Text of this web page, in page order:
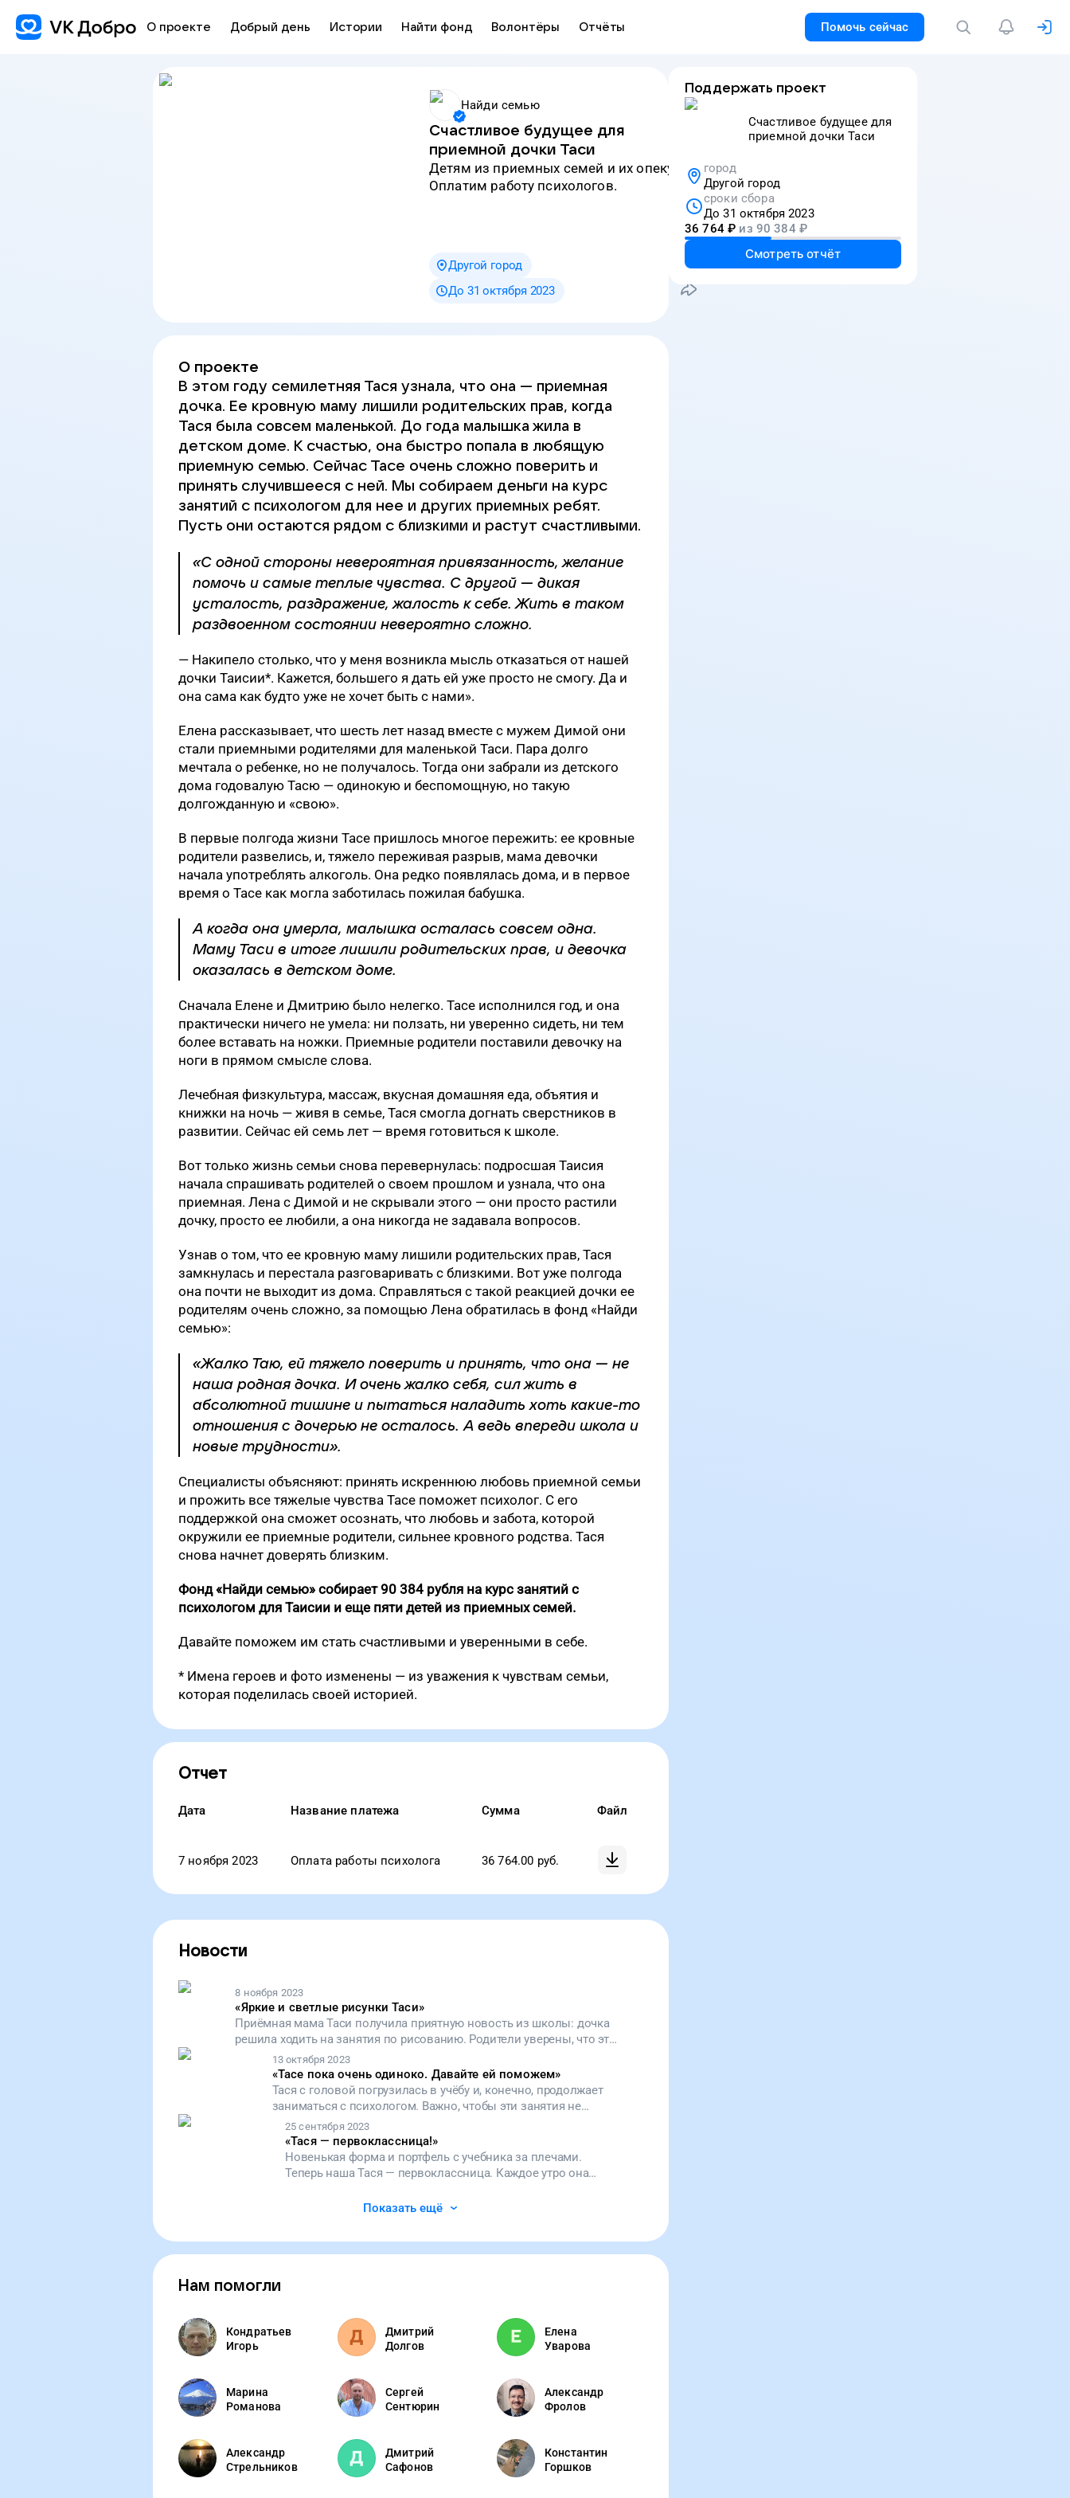
О проекте Добрый день Истории Найти фонд Волонтёры Отчёты Помочь сейчас
Найди семью
Счастливое будущее для
приемной дочки Таси
детям из приемных семей и их опекунам.
оплатим работу психологов.
Другой город
До 31 октября 2023
О проекте
В этом году семилетняя Тася узнала, что она — приемная
дочка. Ее кровную маму лишили родительских прав, когда
Тася была совсем маленькой. До года малышка жила в
детском доме. К счастью, она быстро попала в любящую
приемную семью. Сейчас Тасе очень сложно поверить и
принять случившееся с ней. Мы собираем деньги на курс
занятий с психологом для нее и других приемных ребят.
Пусть они остаются рядом с близкими и растут счастливыми.
«С одной стороны невероятная привязанность, желание
помочь и самые теплые чувства. С другой — дикая
усталость, раздражение, жалость к себе. Жить в таком
раздвоенном состоянии невероятно сложно.
— Накипело столько, что у меня возникла мысль отказаться от нашей
дочки Таисии*. Кажется, большего я дать ей уже просто не смогу. Да и
она сама как будто уже не хочет быть с нами».
Елена рассказывает, что шесть лет назад вместе с мужем Димой они
стали приемными родителями для маленькой Таси. Пара долго
мечтала о ребенке, но не получалось. Тогда они забрали из детского
дома годовалую Тасю — одинокую и беспомощную, но такую
долгожданную и «свою».
В первые полгода жизни Тасе пришлось многое пережить: ее кровные
родители развелись, и, тяжело переживая разрыв, мама девочки
начала употреблять алкоголь. Она редко появлялась дома, и в первое
время о Тасе как могла заботилась пожилая бабушка.
А когда она умерла, малышка осталась совсем одна.
Маму Таси в итоге лишили родительских прав, и девочка
оказалась в детском доме.
Сначала Елене и Дмитрию было нелегко. Тасе исполнился год, и она
практически ничего не умела: ни ползать, ни уверенно сидеть, ни тем
более вставать на ножки. Приемные родители поставили девочку на
ноги в прямом смысле слова.
Лечебная физкультура, массаж, вкусная домашняя еда, объятия и
книжки на ночь — живя в семье, Тася смогла догнать сверстников в
развитии. Сейчас ей семь лет — время готовиться к школе.
Вот только жизнь семьи снова перевернулась: подросшая Таисия
начала спрашивать родителей о своем прошлом и узнала, что она
приемная. Лена с Димой и не скрывали этого — они просто растили
дочку, просто ее любили, а она никогда не задавала вопросов.
Узнав о том, что ее кровную маму лишили родительских прав, Тася
замкнулась и перестала разговаривать с близкими. Вот уже полгода
она почти не выходит из дома. Справляться с такой реакцией дочки ее
родителям очень сложно, за помощью Лена обратилась в фонд «Найди
семью»:
«Жалко Таю, ей тяжело поверить и принять, что она — не
наша родная дочка. И очень жалко себя, сил жить в
абсолютной тишине и пытаться наладить хоть какие-то
отношения с дочерью не осталось. А ведь впереди школа и
новые трудности».
Специалисты объясняют: принять искреннюю любовь приемной семьи
и прожить все тяжелые чувства Тасе поможет психолог. С его
поддержкой она сможет осознать, что любовь и забота, которой
окружили ее приемные родители, сильнее кровного родства. Тася
снова начнет доверять близким.
Фонд «Найди семью» собирает 90 384 рубля на курс занятий с
психологом для Таисии и еще пяти детей из приемных семей.
Давайте поможем им стать счастливыми и уверенными в себе.
* Имена героев и фото изменены — из уважения к чувствам семьи,
которая поделилась своей историей.
Отчет
Дата Название платежа Сумма Файл
7 ноября 2023 Оплата работы психолога 36 764.00 руб.
Новости
8 ноября 2023
«Яркие и светлые рисунки Таси»
Приёмная мама Таси получила приятную новость из школы: дочка
решила ходить на занятия по рисованию. Родители уверены, что это
заслуга психолога. Друзья, поддержите наш сбор для Таси. Пусть
девочка, которая жила в детдоме, учится доверять.
13 октября 2023
«Тасе пока очень одиноко. Давайте ей поможем»
Тася с головой погрузилась в учёбу и, конечно, продолжает
заниматься с психологом. Важно, чтобы эти занятия не
прекращались. Поэтому наш сбор продолжается. Поддержите
Тасю и её приёмных родителей!
25 сентября 2023
«Тася — первоклассница!»
Новенькая форма и портфель с учебника за плечами.
Теперь наша Тася — первоклассница. Каждое утро она
это изменится. Поддержите наш проект. Пусть Тася снова
Показать ещё
Нам помогли
Кондратьев
Игорь
Дмитрий
Долгов
Елена
Уварова
Марина
Романова
Сергей
Сентюрин
Александр
Фролов
Александр
Стрельников
Дмитрий
Сафонов
Константин
Горшков
Поддержать проект
Счастливое будущее для
приемной дочки Таси
город
Другой город
сроки сбора
До 31 октября 2023
36 764 ₽ из 90 384 ₽
Смотреть отчёт